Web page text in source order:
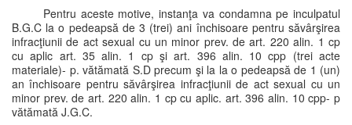
Pentru aceste motive, instanţa va condamna pe inculpatul
B.G.C la o pedeapsă de 3 (trei) ani închisoare pentru săvârşirea
infracţiunii de act sexual cu un minor prev. de art. 220 alin. 1 cp
cu aplic art. 35 alin. 1 cp şi art. 396 alin. 10 cpp (trei acte
materiale)- p. vătămată S.D precum şi la la o pedeapsă de 1 (un)
an închisoare pentru săvârşirea infracţiunii de act sexual cu un
minor prev. de art. 220 alin. 1 cp cu aplic. art. 396 alin. 10 cpp- p
vătămată J.G.C.